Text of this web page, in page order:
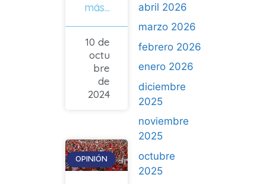
abril 2026
marzo 2026
febrero 2026
enero 2026
diciembre
2025
noviembre
2025
octubre
2025
más...
10 de
octu
bre
de
2024
OPINIÓN